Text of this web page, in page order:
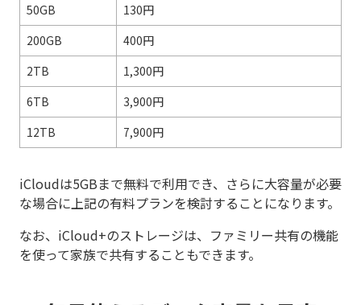
50GB
130円
200GB
400円
2TB
1,300円
6TB
3,900円
12TB
7,900円
iCloudは5GBまで無料で利用でき、さらに大容量が必要
な場合に上記の有料プランを検討することになります。
なお、iCloud+のストレージは、ファミリー共有の機能
を使って家族で共有することもできます。